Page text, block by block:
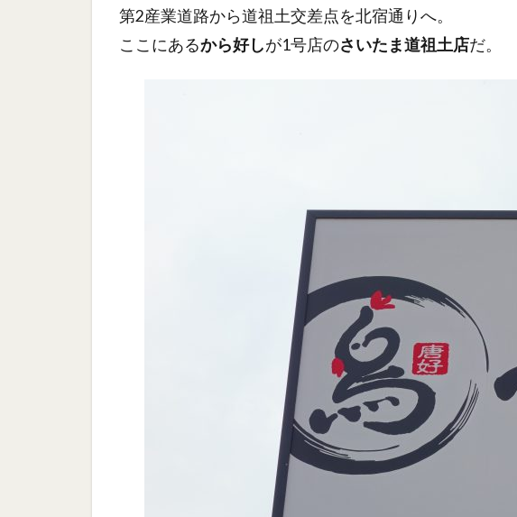
第2産業道路から道祖土交差点を北宿通りへ。
ここにあるから好しが1号店のさいたま道祖土店だ。